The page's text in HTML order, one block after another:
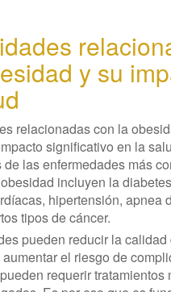
y su
relacionadas con la
significativo en la
las enfermedades más
incluyen la
hipertensión, apnea
tipos de cáncer.
pueden reducir la
el riesgo de
requerir tratamientos